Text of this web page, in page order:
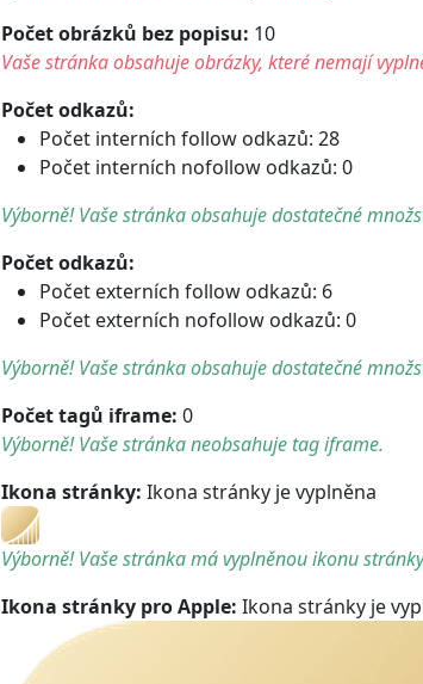
Počet obrázků bez popisu: 10
Vaše stránka obsahuje obrázky, které nemají
Počet odkazů:
Počet interních follow odkazů: 28
Počet interních nofollow odkazů: 0
Výborně! Vaše stránka obsahuje dostatečné
Počet odkazů:
Počet externích follow odkazů: 6
Počet externích nofollow odkazů: 0
Výborně! Vaše stránka obsahuje dostatečné
Počet tagů iframe: 0
Výborně! Vaše stránka neobsahuje tag iframe.
Ikona stránky: Ikona stránky je vyplněna
Výborně! Vaše stránka má vyplněnou ikonu
Ikona stránky pro Apple: Ikona stránky je